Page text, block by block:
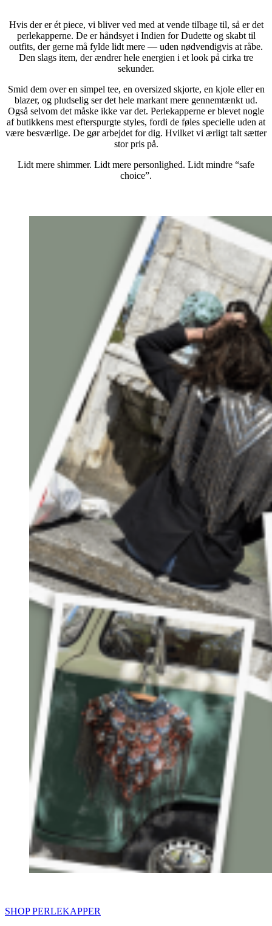
Hvis der er ét piece, vi bliver ved med at vende tilbage til, så er det
perlekapperne. De er håndsyet i Indien for Dudette og skabt til
outfits, der gerne må fylde lidt mere — uden nødvendigvis at råbe.
Den slags item, der ændrer hele energien i et look på cirka tre
sekunder.
Smid dem over en simpel tee, en oversized skjorte, en kjole eller en
blazer, og pludselig ser det hele markant mere gennemtænkt ud.
Også selvom det måske ikke var det. Perlekapperne er blevet nogle
af butikkens mest efterspurgte styles, fordi de føles specielle uden at
være besværlige. De gør arbejdet for dig. Hvilket vi ærligt talt sætter
stor pris på.
Lidt mere shimmer. Lidt mere personlighed. Lidt mindre “safe
choice”.
SHOP PERLEKAPPER